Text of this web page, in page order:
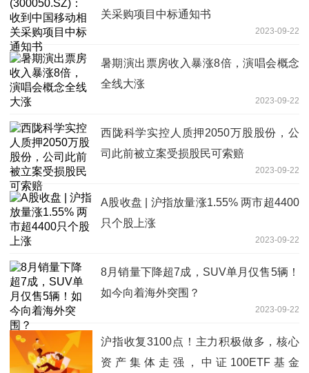
关采购项目中标通知书
2023-09-22
暑期演出票房收入暴涨8倍，演唱会概念
全线大涨
2023-09-22
西陇科学实控人质押2050万股股份，公
司此前被立案受损股民可索赔
2023-09-22
A股收盘 | 沪指放量涨1.55% 两市超4400
只个股上涨
2023-09-22
8月销量下降超7成，SUV单月仅售5辆！
如今向着海外突围？
2023-09-22
沪指收复3100点！主力积极做多，核心
资产集体走强，中证100ETF基金